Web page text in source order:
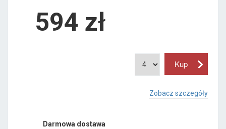
594 zł
Zobacz szczegóły
Darmowa dostawa